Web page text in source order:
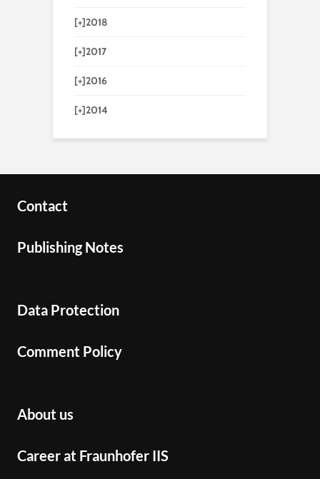
[+]2018
[+]2017
[+]2016
[+]2014
Contact
Publishing Notes
Data Protection
Comment Policy
About us
Career at Fraunhofer IIS